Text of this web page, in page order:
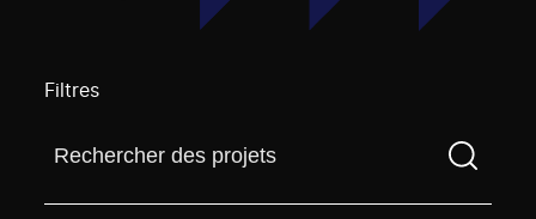
Filtres
Trouvez un projetVous devez saisir un terme de